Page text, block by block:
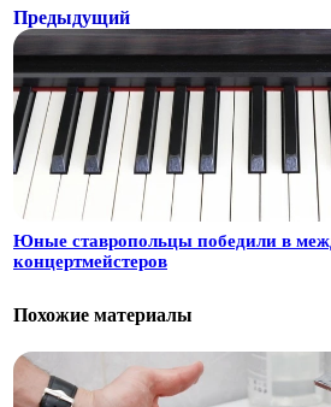
Предыдущий
Юные ставропольцы победили в
концертмейстеров
Похожие материалы